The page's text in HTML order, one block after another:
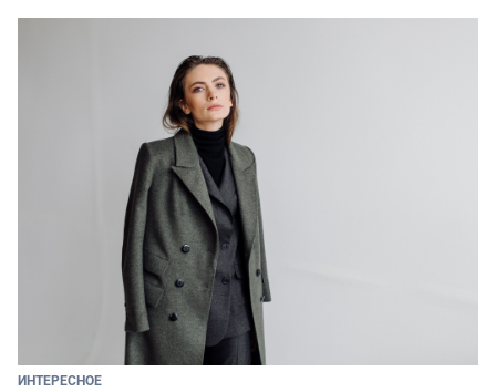
ИНТЕРЕСНОЕ